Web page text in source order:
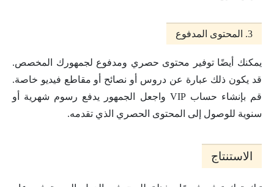
3. المحتوى المدفوع
يمكنك أيضًا توفير محتوى حصري ومدفوع لجمهورك المخصص.
قد يكون ذلك عبارة عن دروس أو نصائح أو مقاطع فيديو خاصة.
قم بإنشاء حساب VIP واجعل الجمهور يدفع رسوم شهرية أو
سنوية للوصول إلى المحتوى الحصري الذي تقدمه.
الاستنتاج